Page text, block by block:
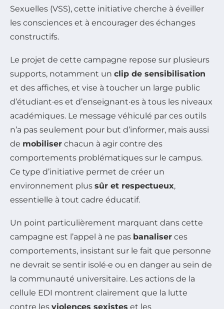
Sexuelles (VSS), cette initiative cherche à éveiller
les consciences et à encourager des échanges
constructifs.
Le projet de cette campagne repose sur plusieurs
supports, notamment un clip de sensibilisation
et des affiches, et vise à toucher un large public
d’étudiant·es et d’enseignant·es à tous les niveaux
académiques. Le message véhiculé par ces outils
n’a pas seulement pour but d’informer, mais aussi
de mobiliser chacun à agir contre des
comportements problématiques sur le campus.
Ce type d’initiative permet de créer un
environnement plus sûr et respectueux,
essentielle à tout cadre éducatif.
Un point particulièrement marquant dans cette
campagne est l’appel à ne pas banaliser ces
comportements, insistant sur le fait que personne
ne devrait se sentir isolé·e ou en danger au sein de
la communauté universitaire. Les actions de la
cellule EDI montrent clairement que la lutte
contre les violences sexistes et les